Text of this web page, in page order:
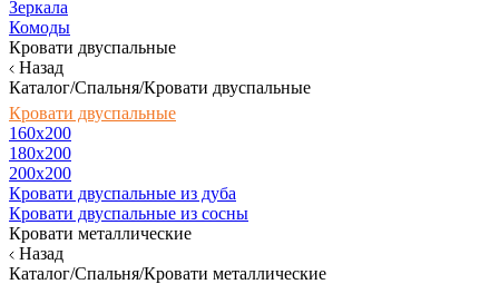
Зеркала
Комоды
Кровати двуспальные
Назад
Каталог/Спальня/Кровати двуспальные
Кровати двуспальные
160х200
180x200
200x200
Кровати двуспальные из дуба
Кровати двуспальные из сосны
Кровати металлические
Назад
Каталог/Спальня/Кровати металлические